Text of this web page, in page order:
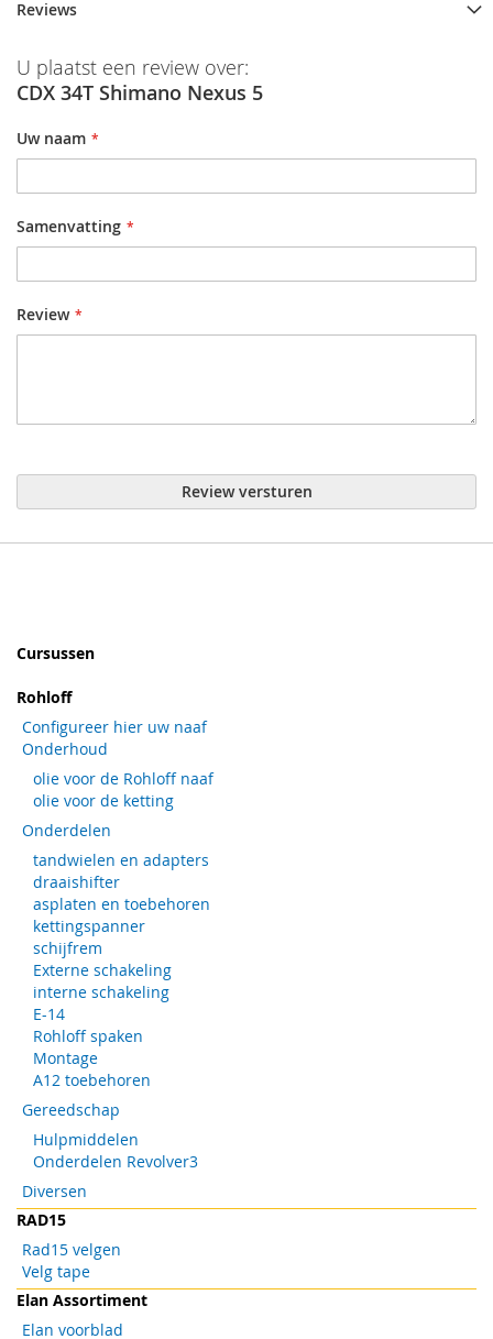
Reviews
U plaatst een review over:
CDX 34T Shimano Nexus 5
Uw naam
Samenvatting
Review
Review versturen
Cursussen
Rohloff
Configureer hier uw naaf
Onderhoud
olie voor de Rohloff naaf
olie voor de ketting
Onderdelen
tandwielen en adapters
draaishifter
asplaten en toebehoren
kettingspanner
schijfrem
Externe schakeling
interne schakeling
E-14
Rohloff spaken
Montage
A12 toebehoren
Gereedschap
Hulpmiddelen
Onderdelen Revolver3
Diversen
RAD15
Rad15 velgen
Velg tape
Elan Assortiment
Elan voorblad